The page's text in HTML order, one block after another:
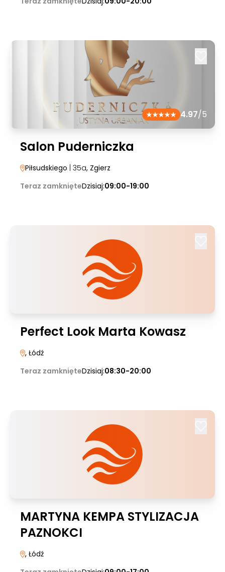
4.97/5
Salon Puderniczka
Piłsudskiego | 35a, Zgierz
Teraz zamknięteDzisiaj:09:00-19:00
Perfect Look Marta Kowasz
, Łódź
Teraz zamknięteDzisiaj:08:30-20:00
MARTYNA KEMPA STYLIZACJA
PAZNOKCI
, Łódź